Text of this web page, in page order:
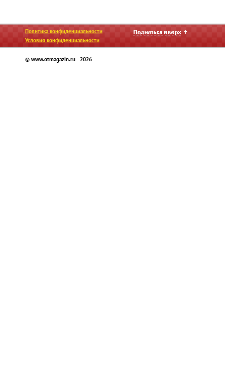
Политика конфиденциальности
Условия конфиденциальности
© www.otmagazin.ru 2026